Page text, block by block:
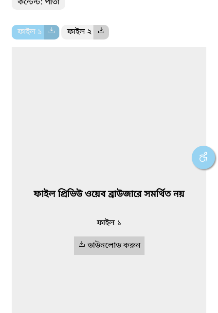
কন্টেন্ট: পাতা
ফাইল ১ ফাইল ২
ফাইল প্রিভিউ ওয়েব ব্রাউজারে সমর্থিত নয়
ফাইল ১
ডাউনলোড করুন